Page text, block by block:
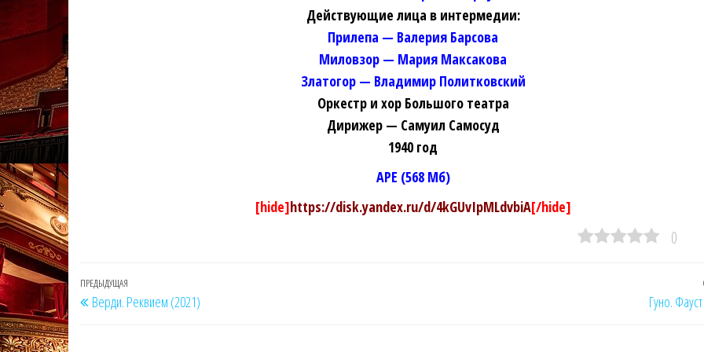
Действующие лица в интермедии:
Прилепа — Валерия Барсова
Миловзор — Мария Максакова
Златогор — Владимир Политковский
Оркестр и хор Большого театра
Дирижер — Самуил Самосуд
1940 год
APE (568 Мб)
[hide]https://disk.yandex.ru/d/4kGUvIpMLdvbiA[/hide]
0
Навигация
по
Предыдущая
запись
ПРЕДЫДУЩАЯ
Верди. Реквием (2021) Гуно.